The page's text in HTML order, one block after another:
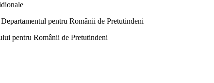
pentru Românii de Pretutindeni
pentru Românii de Pretutindeni